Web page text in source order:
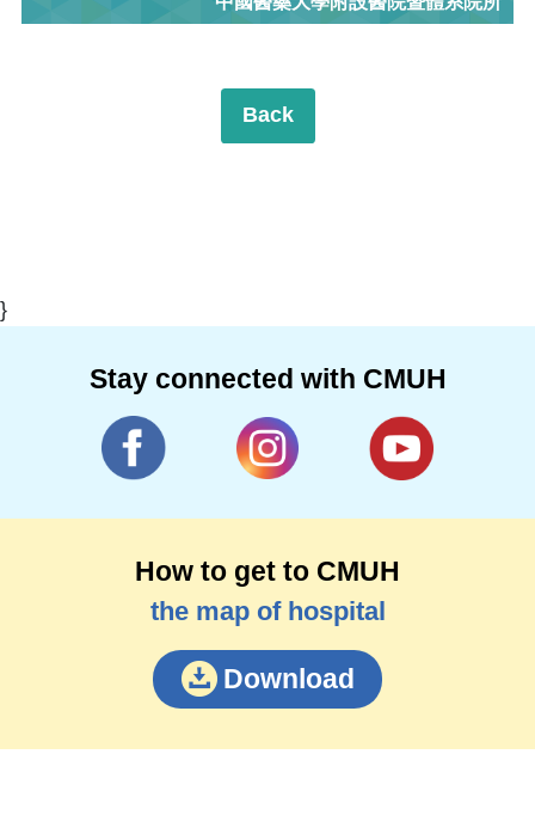
Back
}
Stay connected with CMUH
How to get to CMUH
the map of hospital
Download